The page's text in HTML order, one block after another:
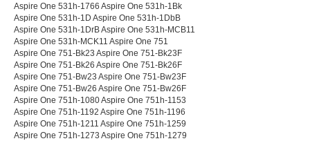
Aspire One 531h-1766 Aspire One 531h-1Bk
Aspire One 531h-1D Aspire One 531h-1DbB
Aspire One 531h-1DrB Aspire One 531h-MCB11
Aspire One 531h-MCK11 Aspire One 751
Aspire One 751-Bk23 Aspire One 751-Bk23F
Aspire One 751-Bk26 Aspire One 751-Bk26F
Aspire One 751-Bw23 Aspire One 751-Bw23F
Aspire One 751-Bw26 Aspire One 751-Bw26F
Aspire One 751h-1080 Aspire One 751h-1153
Aspire One 751h-1192 Aspire One 751h-1196
Aspire One 751h-1211 Aspire One 751h-1259
Aspire One 751h-1273 Aspire One 751h-1279